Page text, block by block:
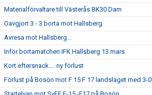
Materialförvaltare till Västerås BK30 Dam
Oavgjort 3 - 3 borta mot Hallsberg
Avresa mot Hallsberg...
Inför bortamatchen IFK Hallsberg 13 mars
Kort eftersnack.... ny förlust
Förlust på Bosön mot F 15 F 17 landslaget med 3-0